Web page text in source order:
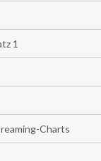
1
Charts